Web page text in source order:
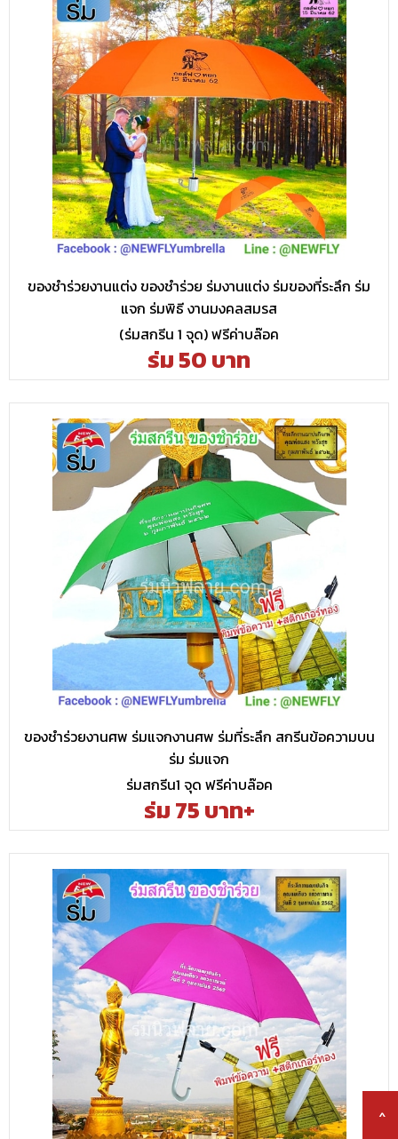
^
ของชำร่วยงานแต่ง ของชำร่วย ร่มงานแต่ง ร่มของที่ระลึก ร่ม
แจก ร่มพิธี งานมงคลสมรส
(ร่มสกรีน 1 จุด) ฟรีค่าบล๊อค
ร่ม 50 บาท
ของชำร่วยงานศพ ร่มแจกงานศพ ร่มที่ระลึก สกรีนข้อความบน
ร่ม ร่มแจก
ร่มสกรีน1 จุด ฟรีค่าบล๊อค
ร่ม 75 บาท+